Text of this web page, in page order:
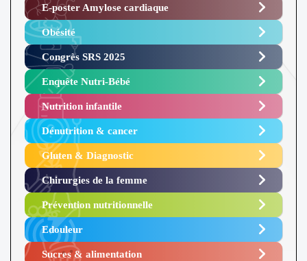
E-poster Amylose cardiaque ​
Obésité ​
Congrès SRS 2025 ​
Enquête Nutri-Bébé ​
Nutrition infantile
Dénutrition & cancer
Gluten & Diagnostic
Chirurgies de la femme
Prévention nutritionnelle
Edouleur​
Sucres & alimentation​